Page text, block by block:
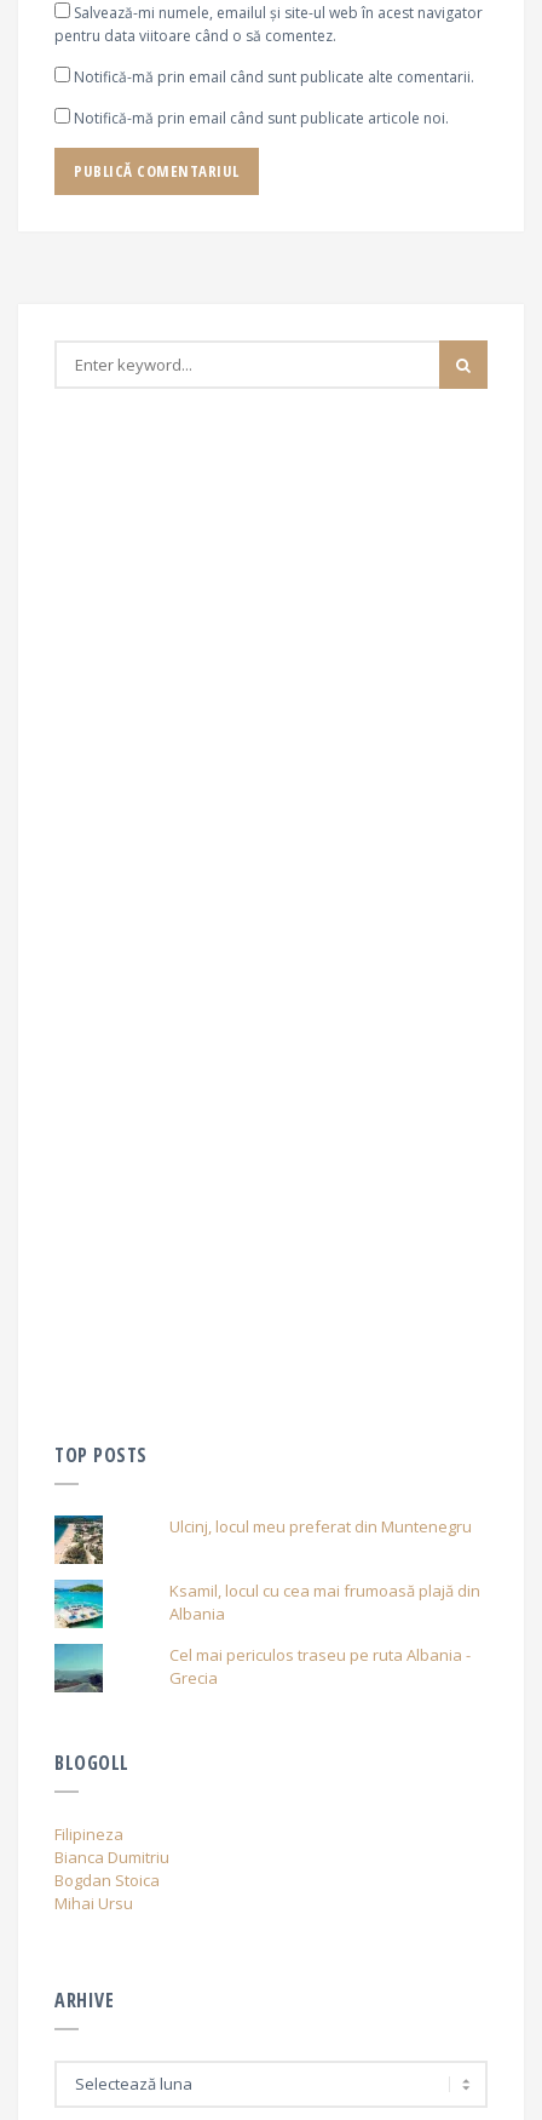
Salvează-mi numele, emailul și site-ul web în acest navigator
pentru data viitoare când o să comentez.
Notifică-mă prin email când sunt publicate alte comentarii.
Notifică-mă prin email când sunt publicate articole noi.
TOP POSTS
Ulcinj, locul meu preferat din Muntenegru
Ksamil, locul cu cea mai frumoasă plajă din
Albania
Cel mai periculos traseu pe ruta Albania -
Grecia
BLOGOLL
Filipineza
Bianca Dumitriu
Bogdan Stoica
Mihai Ursu
ARHIVE